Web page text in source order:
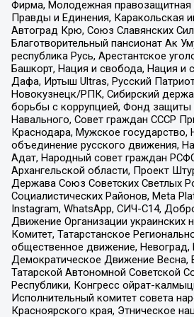
Фирма, Молодежная
Правды и Единения, Каракольская
Автоград Крю, Союз Славянских
Благотворительный пансионат Ак
республика Русь, Арестантское
Башкорт, Нация и свобода, Нация и
Дафа, Иртыш Ultras, Русский
Новокузнецк/РПК, Сибирский
борьбы с коррупцией, Фонд
Навального, Совет граждан СССР
Краснодара, Мужское государство,
объединение русского движения,
Адат, Народный совет граждан
Архангельской области, Проект
Держава Союз Советских Светлых
Социалистических Районов, Meta
Instagram, WhatsApp, СИЧ-С14,
Движение Организации украинских
Комитет, Татарстанское
общественное движение,
Демократическое Движение Весна,
Татарской Автономной Советской
Республики, Конгресс ойрат-
Исполнительный комитет совета
Красноярского края, Этническое